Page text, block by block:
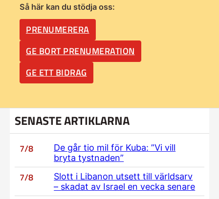
Så här kan du stödja oss:
PRENUMERERA
GE BORT PRENUMERATION
GE ETT BIDRAG
SENASTE ARTIKLARNA
7/8
De går tio mil för Kuba: ”Vi vill
bryta tystnaden”
7/8
Slott i Libanon utsett till världsarv
– skadat av Israel en vecka senare